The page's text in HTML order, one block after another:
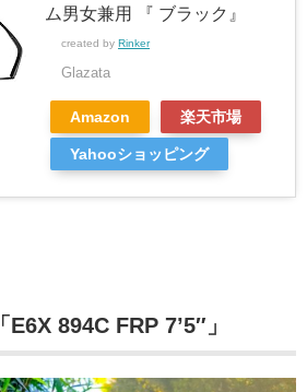
ム男女兼用 『 ブラック』
created by Rinker
Glazata
Amazon 楽天市場
Yahooショッピング
E6X 894C FRP 7’5″」